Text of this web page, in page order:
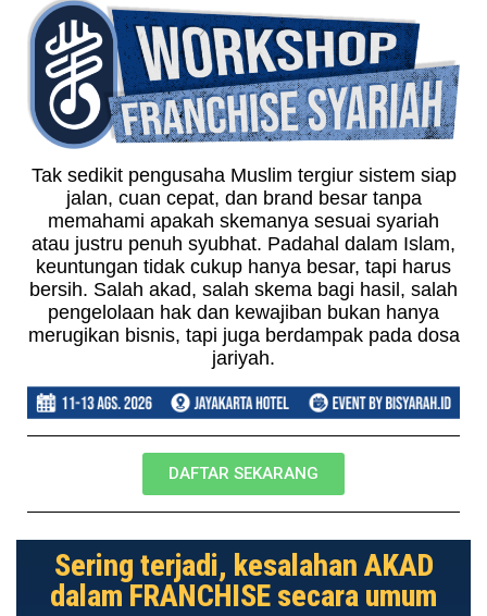
Tak sedikit pengusaha Muslim tergiur sistem siap
jalan, cuan cepat, dan brand besar tanpa
memahami apakah skemanya sesuai syariah
atau justru penuh syubhat. Padahal dalam Islam,
keuntungan tidak cukup hanya besar, tapi harus
bersih. Salah akad, salah skema bagi hasil, salah
pengelolaan hak dan kewajiban bukan hanya
merugikan bisnis, tapi juga berdampak pada dosa
jariyah.
DAFTAR SEKARANG
Sering terjadi, kesalahan AKAD
dalam FRANCHISE secara umum